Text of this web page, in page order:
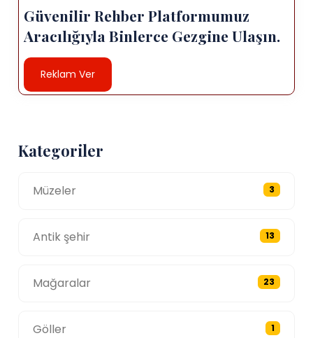
Güvenilir Rehber Platformumuz
Aracılığıyla Binlerce Gezgine Ulaşın.
Reklam Ver
Kategoriler
Müzeler 3
Antik şehir 13
Mağaralar 23
Göller 1